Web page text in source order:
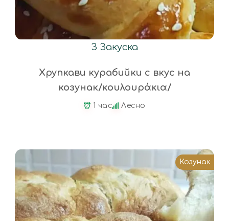
З Закуска
Хрупкави курабийки с вкус на
козунак/κουλουράκια/
1 час Лесно
Козунак